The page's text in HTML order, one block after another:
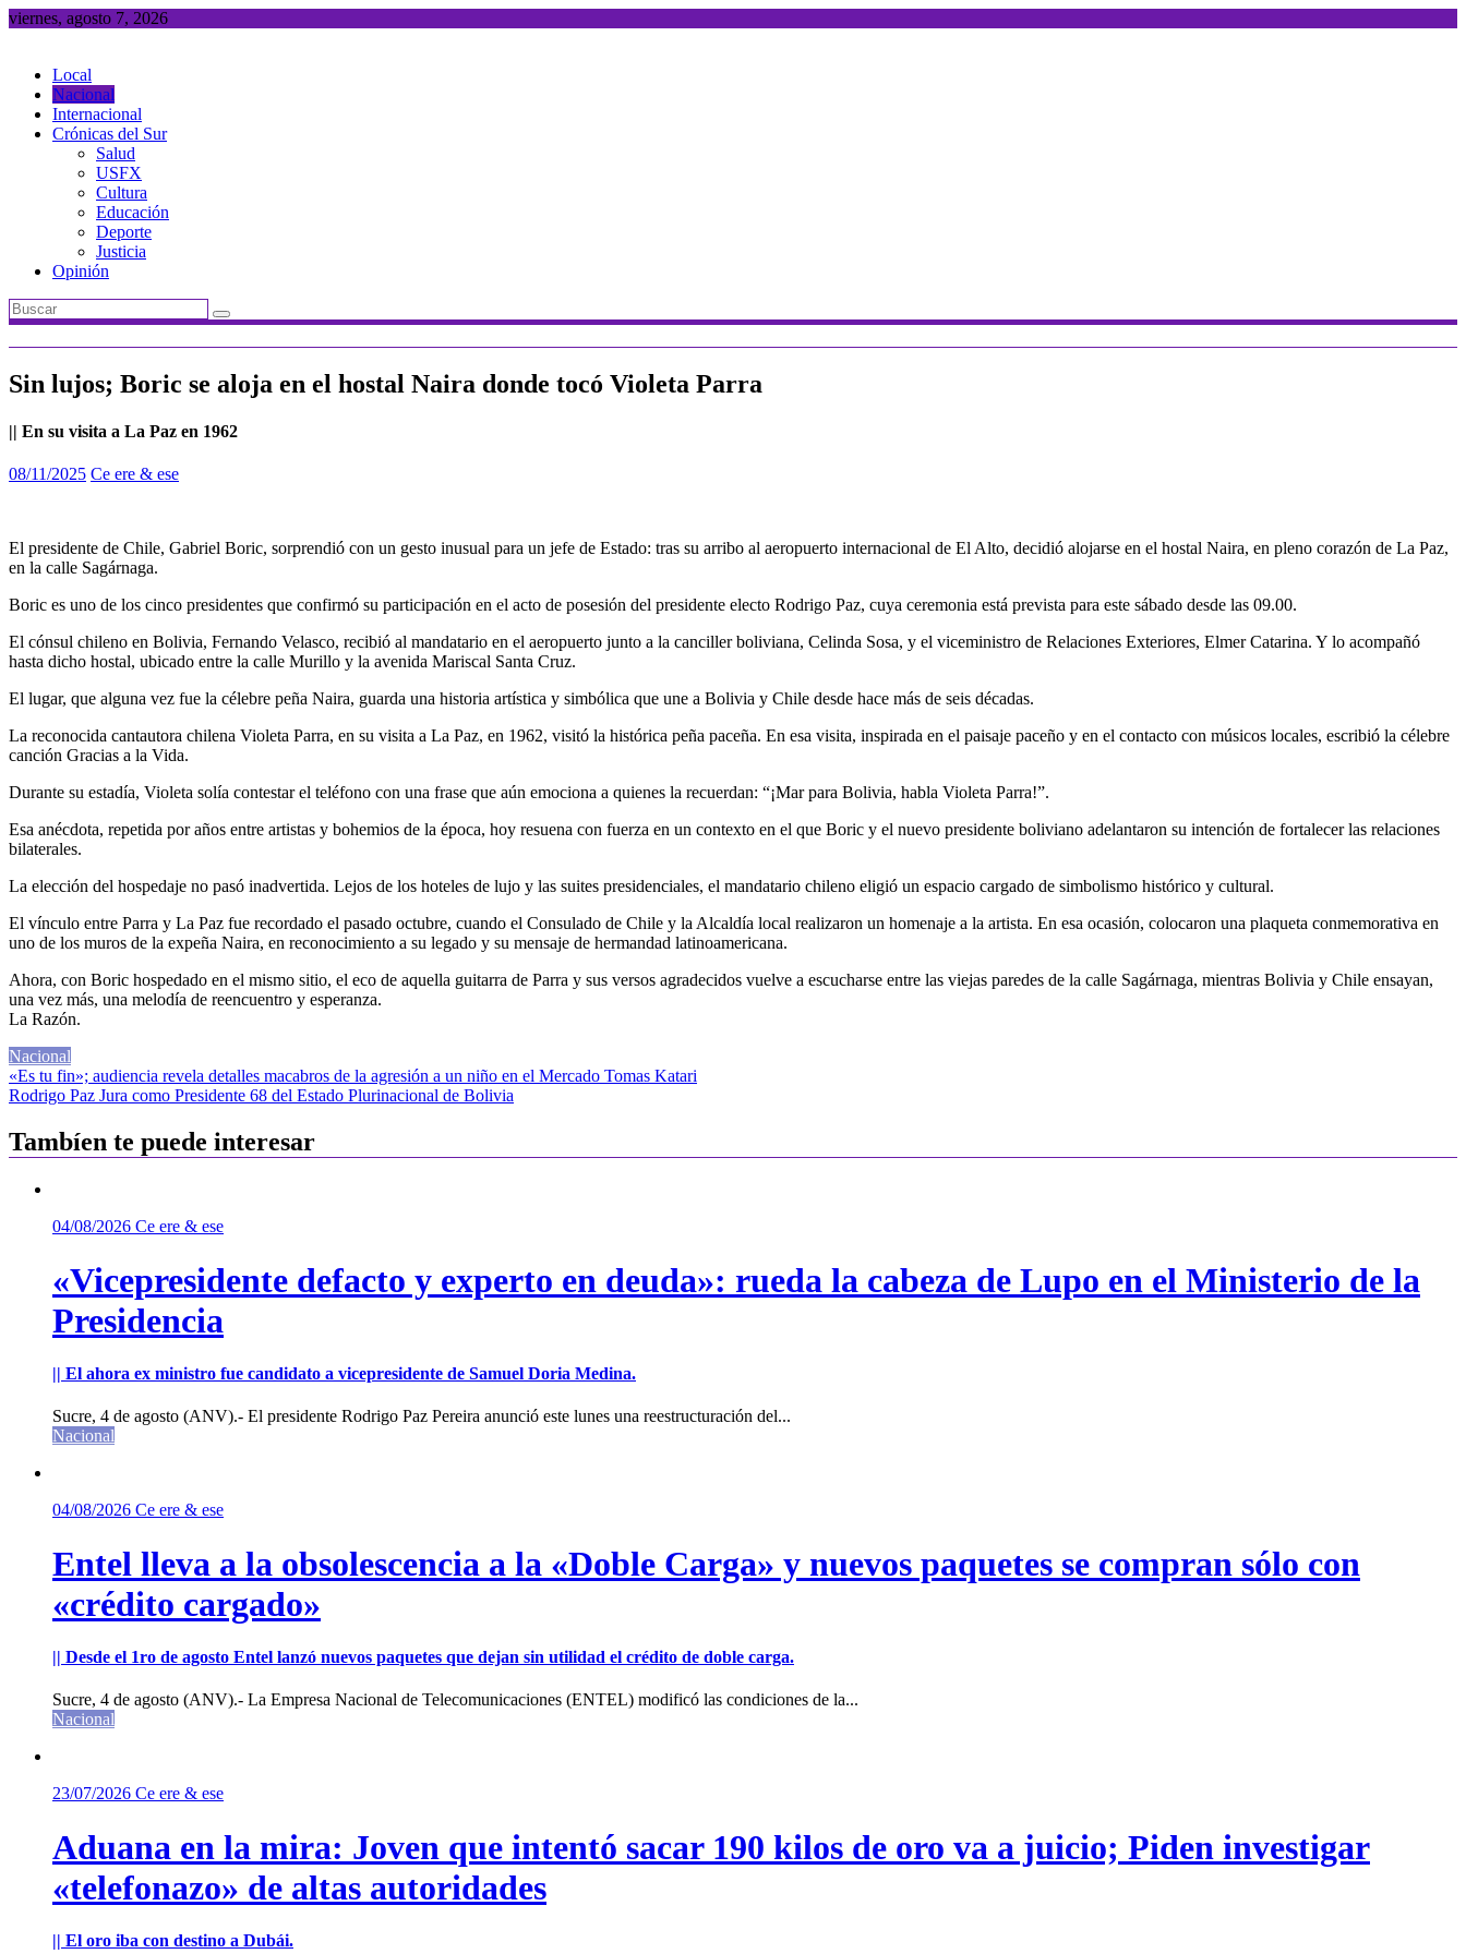
Saltar
viernes, agosto 7, 2026
Local
Nacional
Internacional
Crónicas del Sur
Salud
USFX
Cultura
Educación
Deporte
Justicia
Opinión
Sin lujos; Boric se aloja en el hostal Naira donde tocó Violeta Parra
|| En su visita a La Paz en 1962
08/11/2025 Ce ere & ese
El presidente de Chile, Gabriel Boric, sorprendió con un gesto inusual para un jefe de Estado: tras su arribo al aeropuerto internacional de El Alto, decidió alojarse en el hostal Naira, en pleno corazón de La Paz,
en la calle Sagárnaga.
Boric es uno de los cinco presidentes que confirmó su participación en el acto de posesión del presidente electo Rodrigo Paz, cuya ceremonia está prevista para este sábado desde las 09.00.
El cónsul chileno en Bolivia, Fernando Velasco, recibió al mandatario en el aeropuerto junto a la canciller boliviana, Celinda Sosa, y el viceministro de Relaciones Exteriores, Elmer Catarina. Y lo acompañó
hasta dicho hostal, ubicado entre la calle Murillo y la avenida Mariscal Santa Cruz.
El lugar, que alguna vez fue la célebre peña Naira, guarda una historia artística y simbólica que une a Bolivia y Chile desde hace más de seis décadas.
La reconocida cantautora chilena Violeta Parra, en su visita a La Paz, en 1962, visitó la histórica peña paceña. En esa visita, inspirada en el paisaje paceño y en el contacto con músicos locales, escribió la célebre
canción Gracias a la Vida.
Durante su estadía, Violeta solía contestar el teléfono con una frase que aún emociona a quienes la recuerdan: “¡Mar para Bolivia, habla Violeta Parra!”.
Esa anécdota, repetida por años entre artistas y bohemios de la época, hoy resuena con fuerza en un contexto en el que Boric y el nuevo presidente boliviano adelantaron su intención de fortalecer las relaciones
bilaterales.
La elección del hospedaje no pasó inadvertida. Lejos de los hoteles de lujo y las suites presidenciales, el mandatario chileno eligió un espacio cargado de simbolismo histórico y cultural.
El vínculo entre Parra y La Paz fue recordado el pasado octubre, cuando el Consulado de Chile y la Alcaldía local realizaron un homenaje a la artista. En esa ocasión, colocaron una plaqueta conmemorativa en
uno de los muros de la expeña Naira, en reconocimiento a su legado y su mensaje de hermandad latinoamericana.
Ahora, con Boric hospedado en el mismo sitio, el eco de aquella guitarra de Parra y sus versos agradecidos vuelve a escucharse entre las viejas paredes de la calle Sagárnaga, mientras Bolivia y Chile ensayan,
una vez más, una melodía de reencuentro y esperanza.
La Razón.
Nacional
Navegación
de
entradas
«Es tu fin»; audiencia revela detalles macabros de la agresión a un niño en el Mercado Tomas Katari
Rodrigo Paz Jura como Presidente 68 del Estado Plurinacional de Bolivia
Tambíen te puede interesar
04/08/2026 Ce ere & ese
«Vicepresidente defacto y experto en deuda»: rueda la cabeza de Lupo en el Ministerio de la
Presidencia
|| El ahora ex ministro fue candidato a vicepresidente de Samuel Doria Medina.
Sucre, 4 de agosto (ANV).- El presidente Rodrigo Paz Pereira anunció este lunes una reestructuración del...
Nacional
04/08/2026 Ce ere & ese
Entel lleva a la obsolescencia a la «Doble Carga» y nuevos paquetes se compran sólo con
«crédito cargado»
|| Desde el 1ro de agosto Entel lanzó nuevos paquetes que dejan sin utilidad el crédito de doble carga.
Sucre, 4 de agosto (ANV).- La Empresa Nacional de Telecomunicaciones (ENTEL) modificó las condiciones de la...
Nacional
23/07/2026 Ce ere & ese
Aduana en la mira: Joven que intentó sacar 190 kilos de oro va a juicio; Piden investigar
«telefonazo» de altas autoridades
|| El oro iba con destino a Dubái.